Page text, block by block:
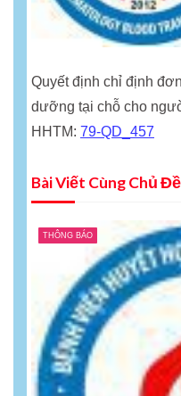
Quyết định chỉ định
dưỡng tại chỗ cho
HHTM: 79-QD_457
Bài Viết Cùng Chủ Đề
THÔNG BÁO